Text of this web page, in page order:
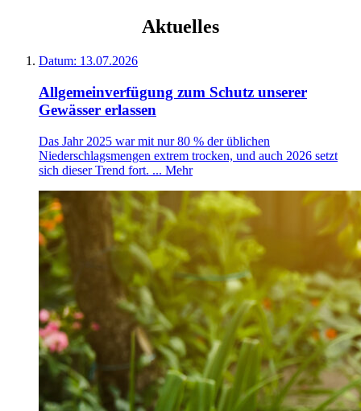
Aktuelles
Datum: 13.07.2026
Allgemeinverfügung zum Schutz unserer
Gewässer erlassen
Das Jahr 2025 war mit nur 80 % der üblichen
Niederschlagsmengen extrem trocken, und auch 2026 setzt
sich dieser Trend fort. ... Mehr